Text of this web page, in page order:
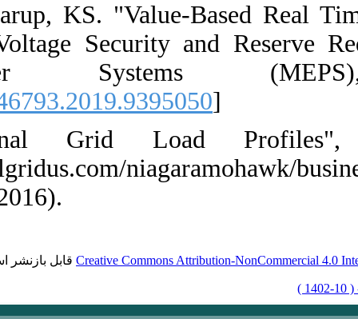
22. [22] Jay, D.;
Model
Electric
[DOI:10.1109/
23. [23]
https://
برگشت به فهرست نسخه ها